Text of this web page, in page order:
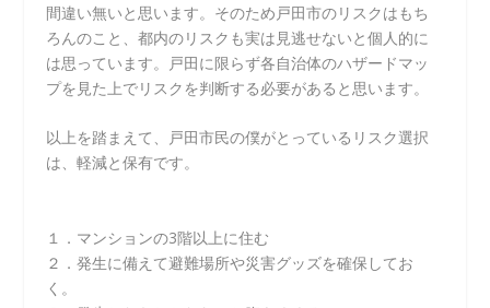
間違い無いと思います。そのため戸田市のリスクはもち
ろんのこと、都内のリスクも実は見逃せないと個人的に
は思っています。戸田に限らず各自治体のハザードマッ
プを見た上でリスクを判断する必要があると思います。
以上を踏まえて、戸田市民の僕がとっているリスク選択
は、軽減と保有です。
１．マンションの3階以上に住む
２．発生に備えて避難場所や災害グッズを確保してお
く。